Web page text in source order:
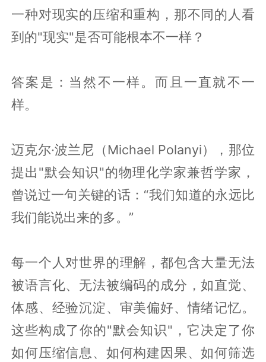
一种对现实的压缩和重构，那不同的人看
到的"现实"是否可能根本不一样？
答案是：当然不一样。而且一直就不一
样。
迈克尔·波兰尼（Michael Polanyi），那位
提出"默会知识"的物理化学家兼哲学家，
曾说过一句关键的话：“我们知道的永远比
我们能说出来的多。”
每一个人对世界的理解，都包含大量无法
被语言化、无法被编码的成分，如直觉、
体感、经验沉淀、审美偏好、情绪记忆。
这些构成了你的"默会知识"，它决定了你
如何压缩信息、如何构建因果、如何筛选